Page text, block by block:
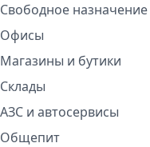
Свободное назначение
Офисы
Магазины и бутики
Склады
АЗС и автосервисы
Общепит